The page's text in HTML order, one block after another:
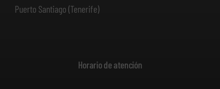
Puerto Santiago (Tenerife)
Horario de atención